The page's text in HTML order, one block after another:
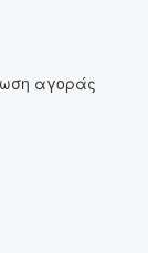
αγοράς